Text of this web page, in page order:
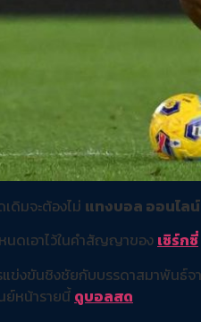
ดิมจะต้องไม่ แทงบอล ออนไลน์
นดเอาไว้ในคำสัญญาของ เซิร์กซี่
ข่งขันชิงชัยกับบรรดาสมาพันธ์จ
ย์หน้ารายนี้ ดูบอลสด